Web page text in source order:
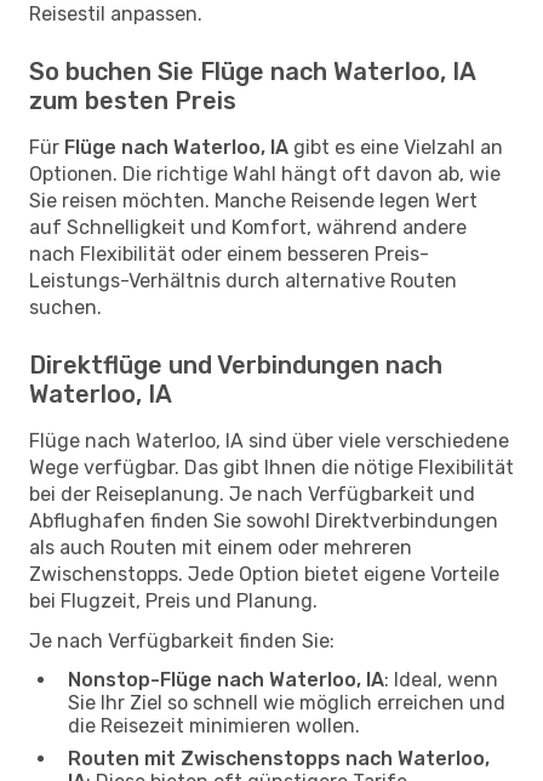
Reisestil anpassen.
So buchen Sie Flüge nach Waterloo, IA
zum besten Preis
Für Flüge nach Waterloo, IA gibt es eine Vielzahl an
Optionen. Die richtige Wahl hängt oft davon ab, wie
Sie reisen möchten. Manche Reisende legen Wert
auf Schnelligkeit und Komfort, während andere
nach Flexibilität oder einem besseren Preis-
Leistungs-Verhältnis durch alternative Routen
suchen.
Direktflüge und Verbindungen nach
Waterloo, IA
Flüge nach Waterloo, IA sind über viele verschiedene
Wege verfügbar. Das gibt Ihnen die nötige Flexibilität
bei der Reiseplanung. Je nach Verfügbarkeit und
Abflughafen finden Sie sowohl Direktverbindungen
als auch Routen mit einem oder mehreren
Zwischenstopps. Jede Option bietet eigene Vorteile
bei Flugzeit, Preis und Planung.
Je nach Verfügbarkeit finden Sie:
Nonstop-Flüge nach Waterloo, IA: Ideal, wenn
Sie Ihr Ziel so schnell wie möglich erreichen und
die Reisezeit minimieren wollen.
Routen mit Zwischenstopps nach Waterloo,